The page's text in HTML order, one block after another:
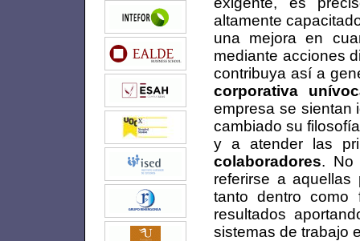
altamente
una mejora en
mediante acciones
contribuya así a
corporativa
empresa se sientan
cambiado su
y a atender las
colaboradores. No
referirse a
tanto dentro
resultados
sistemas de trabajo